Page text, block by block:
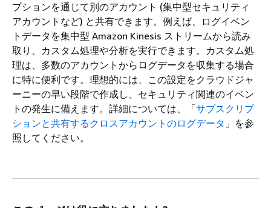
プションを通じて別のアカウント (集中型セキュリティ
アカウントなど) と共有できます。例えば、ログイベン
トデータを集中型 Amazon Kinesis ストリームから読み
取り、カスタム処理や分析を実行できます。カスタム処
理は、多数のアカウントからログデータを収集する場合
に特に便利です。理想的には、この設定をクラウドジャ
ーニーの早い段階で作成し、セキュリティ関連のイベン
トの発生に備えます。詳細については、「サブスクリプ
ションと共有するクロスアカウントのログデータ 」を参
照してください。